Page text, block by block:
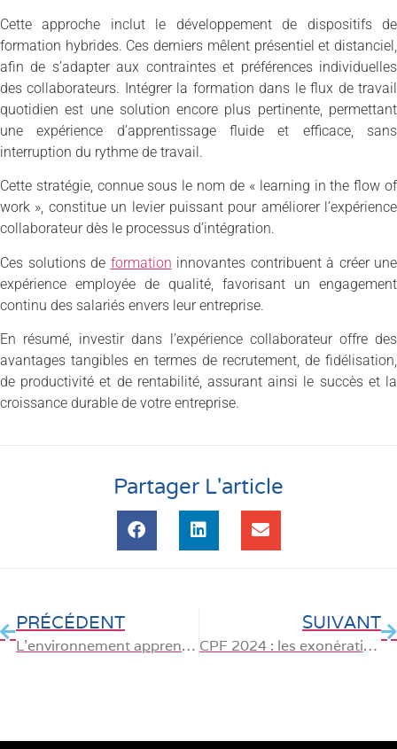
Cette approche inclut le développement de dispositifs de
formation hybrides. Ces derniers mêlent présentiel et distanciel,
afin de s’adapter aux contraintes et préférences individuelles
des collaborateurs. Intégrer la formation dans le flux de travail
quotidien est une solution encore plus pertinente, permettant
une expérience d’apprentissage fluide et efficace, sans
interruption du rythme de travail.
Cette stratégie, connue sous le nom de « learning in the flow of
work », constitue un levier puissant pour améliorer l’expérience
collaborateur dès le processus d’intégration.
Ces solutions de formation innovantes contribuent à créer une
expérience employée de qualité, favorisant un engagement
continu des salariés envers leur entreprise.
En résumé, investir dans l’expérience collaborateur offre des
avantages tangibles en termes de recrutement, de fidélisation,
de productivité et de rentabilité, assurant ainsi le succès et la
croissance durable de votre entreprise.
Partager L'article
PRÉCÉDENT
L’environnement apprenant : propulseur de formation et d’innovation
SUIVANT
CPF 2024 : les exonérations et stratégies pour éviter le reste à charge de 100 euros